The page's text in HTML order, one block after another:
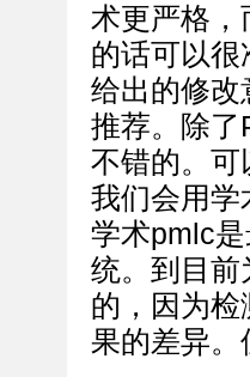
术更严格
的话可以
给出的修改
推荐。除了
不错的。可
我们会用学
学术pmlc
统。到目前
的，因为
果的差异。